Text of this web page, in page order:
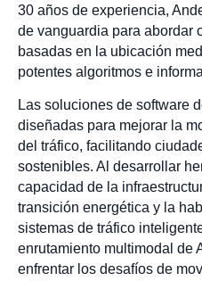
30 años de experiencia,
de vanguardia para abordar
basadas en la ubicación
potentes algoritmos e
Las soluciones de software
diseñadas para mejorar la
del tráfico, facilitando
sostenibles. Al desarrollar
capacidad de la
transición energética y la
sistemas de tráfico
enrutamiento multimodal de
enfrentar los desafíos de